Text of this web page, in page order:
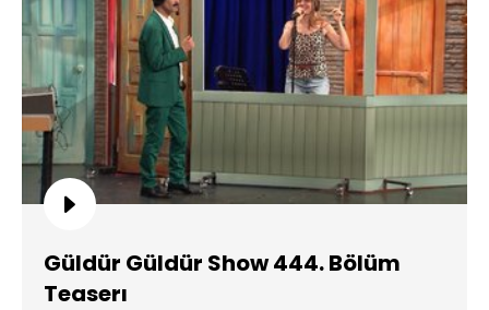
Güldür Güldür Show 444. Bölüm
Teaserı